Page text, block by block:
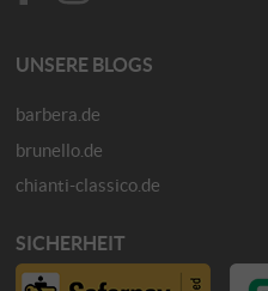
UNSERE BLOGS
barbera.de
brunello.de
chianti-classico.de
SICHERHEIT